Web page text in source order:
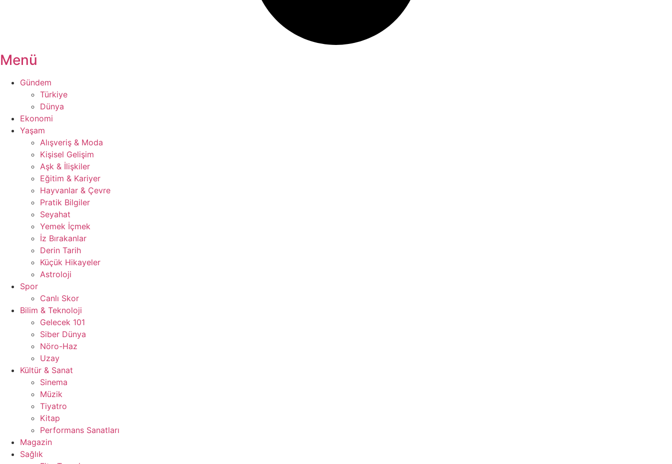
Menü
Gündem
Türkiye
Dünya
Ekonomi
Yaşam
Alışveriş & Moda
Kişisel Gelişim
Aşk & İlişkiler
Eğitim & Kariyer
Hayvanlar & Çevre
Pratik Bilgiler
Seyahat
Yemek İçmek
İz Bırakanlar
Derin Tarih
Küçük Hikayeler
Astroloji
Spor
Canlı Skor
Bilim & Teknoloji
Gelecek 101
Siber Dünya
Nöro-Haz
Uzay
Kültür & Sanat
Sinema
Müzik
Tiyatro
Kitap
Performans Sanatları
Magazin
Sağlık